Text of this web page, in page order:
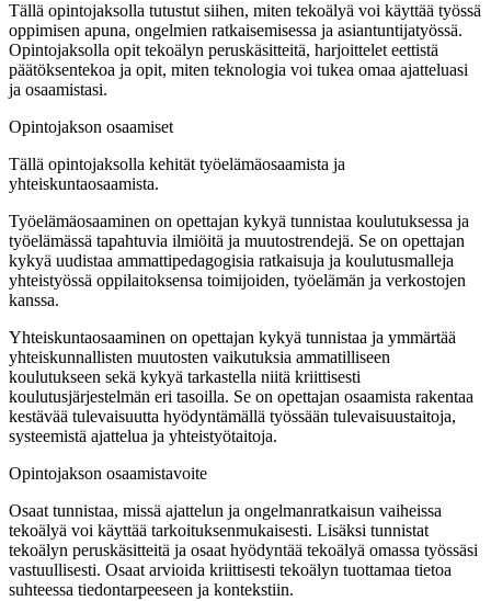
Tällä opintojaksolla tutustut siihen, miten tekoälyä voi käyttää työssä
oppimisen apuna, ongelmien ratkaisemisessa ja asiantuntijatyössä.
Opintojaksolla opit tekoälyn peruskäsitteitä, harjoittelet eettistä
päätöksentekoa ja opit, miten teknologia voi tukea omaa ajatteluasi
ja osaamistasi.
Opintojakson osaamiset
Tällä opintojaksolla kehität työelämäosaamista ja
yhteiskuntaosaamista.
Työelämäosaaminen on opettajan kykyä tunnistaa koulutuksessa ja
työelämässä tapahtuvia ilmiöitä ja muutostrendejä. Se on opettajan
kykyä uudistaa ammattipedagogisia ratkaisuja ja koulutusmalleja
yhteistyössä oppilaitoksensa toimijoiden, työelämän ja verkostojen
kanssa.
Yhteiskuntaosaaminen on opettajan kykyä tunnistaa ja ymmärtää
yhteiskunnallisten muutosten vaikutuksia ammatilliseen
koulutukseen sekä kykyä tarkastella niitä kriittisesti
koulutusjärjestelmän eri tasoilla. Se on opettajan osaamista rakentaa
kestävää tulevaisuutta hyödyntämällä työssään tulevaisuustaitoja,
systeemistä ajattelua ja yhteistyötaitoja.
Opintojakson osaamistavoite
Osaat tunnistaa, missä ajattelun ja ongelmanratkaisun vaiheissa
tekoälyä voi käyttää tarkoituksenmukaisesti. Lisäksi tunnistat
tekoälyn peruskäsitteitä ja osaat hyödyntää tekoälyä omassa työssäsi
vastuullisesti. Osaat arvioida kriittisesti tekoälyn tuottamaa tietoa
suhteessa tiedontarpeeseen ja kontekstiin.